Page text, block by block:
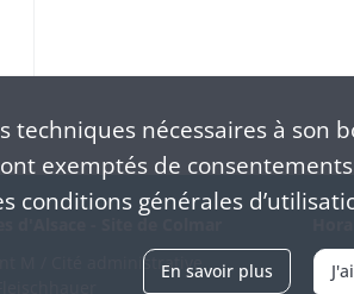
M / Cité administrative
Du
en
techniques nécessaires à son
exemptés de
conditions générales
En savoir plus